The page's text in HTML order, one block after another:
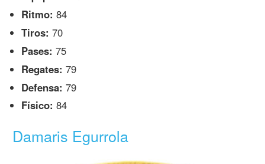
Ritmo: 84
Tiros: 70
Pases: 75
Regates: 79
Defensa: 79
Físico: 84
Damaris Egurrola